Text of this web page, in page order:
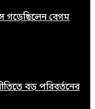
গড়েছিলেন বেগম
বড় পরিবর্তনের